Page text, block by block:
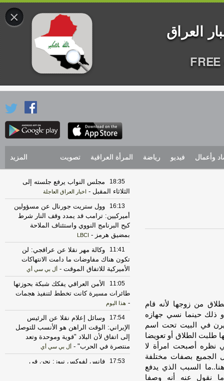
وأعمال فيديو رياضة المرأة العراقية تصويت المزيد
من زوجها لأنه قام
ذلك حينما نسي جهازه
في البيت تحت اسم
طلبت الطلاق أو تعويضا
نظره أصبحت امرأة لا
الجميع بصفات مختلفة
السبب الذي يدفع
نقول عنه أنه وصفا
18:35
مجلس النواب يرفع جلسته إلى
الثلاثاء المقبل - اخبار العراق العاجلة
16:13
وول ستريت جورنال عن مسؤولين
أميركيين: ترامب قد يمدد وقف النار شرط
كبح البرنامج النووي واستئناف الملاحة
بمضيق هرمز -
LBCI
11:41
وكالة مهر نقلا عن عراقجي: لن
تكون هناك مفاوضات ما دامت الانتهاكات
الأميركية للاتفاق الموقت - أل بي سي أي
11:05
الأمن العراقي يفكك شبكة بحوزتها
طائرات مسيرة كانت تخطط لتنفيذ هجمات
- هذا اليوم
17:54
وسائل إعلام نقلا عن الرئيس
الإيراني: الوقت الراهن هو الأنسب للتوصل
إلى اتفاق لأن البلاد "قوية وموحدة وتعد
منتصرة في الحرب" - أل بي سي أي
17:53
فانس لفوكس نيوز: نحن في
×